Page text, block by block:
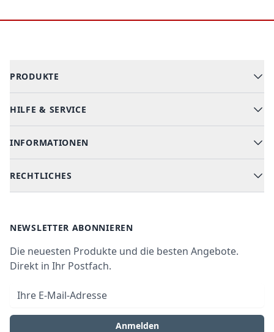
PRODUKTE
Alle Kategorien
Kühlen & Gefrieren
HILFE & SERVICE
Hilfe & FAQ
INFORMATIONEN
Über uns
RECHTLICHES
Datenschutz
Widerrufsrecht
Impressum
NEWSLETTER ABONNIEREN
Die neuesten Produkte und die besten Angebote.
Direkt in Ihr Postfach.
E-Mail-Adresse
Anmelden